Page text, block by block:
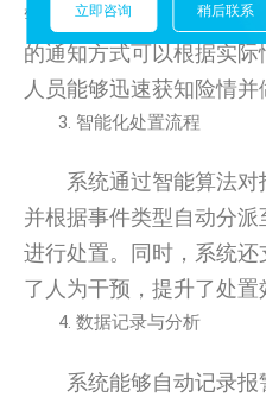
警通知方式，确保了信
的通知方式可以根据实
人员能够迅速获知险情并
智能化处置流程
系统通过智能算法对
并根据事件类型自动分
进行处置。同时，系统
了人为干预，提升了处置
数据记录与分析
系统能够自动记录
立即咨询 稍后联系